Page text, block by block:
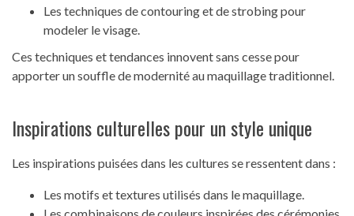
Les techniques de contouring et de strobing pour
modeler le visage.
Ces techniques et tendances innovent sans cesse pour
apporter un souffle de modernité au maquillage traditionnel.
Inspirations culturelles pour un style unique
Les inspirations puisées dans les cultures se ressentent dans :
Les motifs et textures utilisés dans le maquillage.